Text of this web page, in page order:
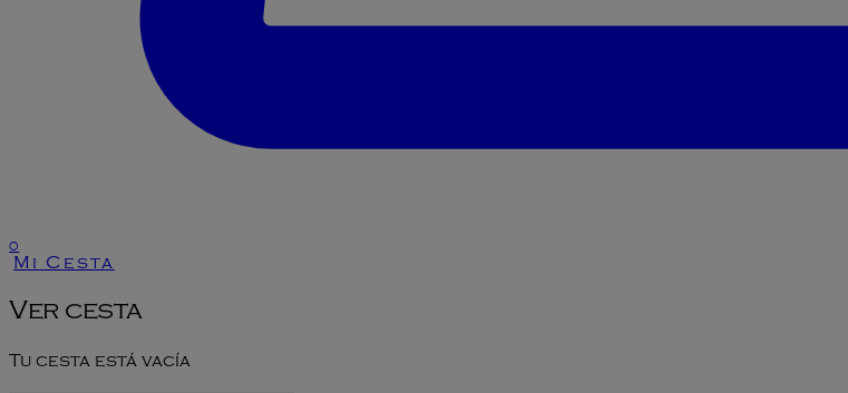
0
Mi Cesta
Ver cesta
Tu cesta está vacía